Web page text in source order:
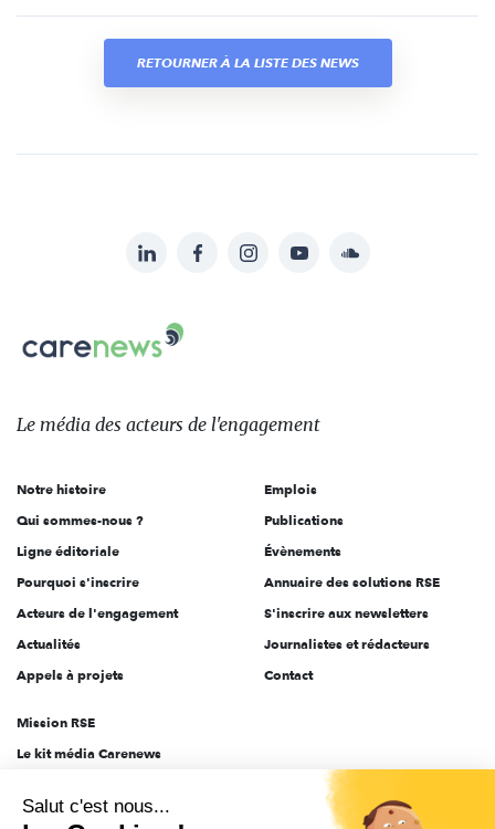
RETOURNER À LA LISTE DES NEWS
sur:
LinkedInFacebookInstagramYouTubeSoundcloud
Le
des
l'engagement
Le média des acteurs de l'engagement
Notre histoire
Qui sommes-nous ?
Ligne éditoriale
Pourquoi s'inscrire
Acteurs de l'engagement
Actualités
Appels à projets
Emplois
Publications
Évènements
Annuaire des solutions RSE
S'inscrire aux newsletters
Journalistes et rédacteurs
Contact
Mission RSE
Le kit média Carenews
AEF info
Salut c'est nous...